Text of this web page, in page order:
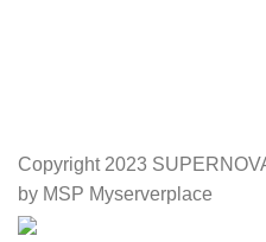
Copyright 2023
by MSP Myserverplace